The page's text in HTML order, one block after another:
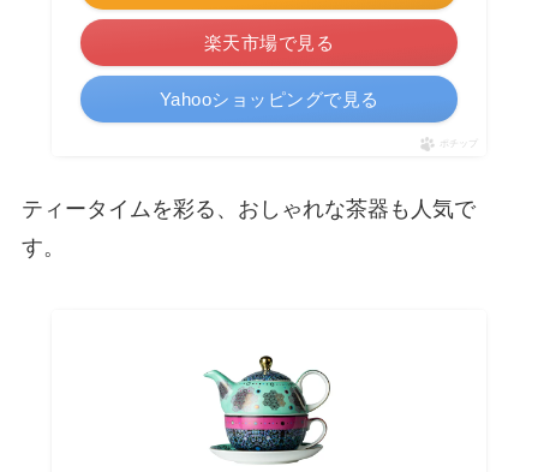
楽天市場で見る
Yahooショッピングで見る
ポチップ
ティータイムを彩る、おしゃれな茶器も人気で
す。